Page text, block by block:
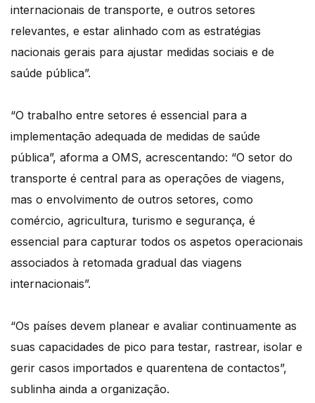
internacionais de transporte, e outros setores
relevantes, e estar alinhado com as estratégias
nacionais gerais para ajustar medidas sociais e de
saúde pública”.
“O trabalho entre setores é essencial para a
implementação adequada de medidas de saúde
pública”, aforma a OMS, acrescentando: “O setor do
transporte é central para as operações de viagens,
mas o envolvimento de outros setores, como
comércio, agricultura, turismo e segurança, é
essencial para capturar todos os aspetos operacionais
associados à retomada gradual das viagens
internacionais”.
“Os países devem planear e avaliar continuamente as
suas capacidades de pico para testar, rastrear, isolar e
gerir casos importados e quarentena de contactos”,
sublinha ainda a organização.